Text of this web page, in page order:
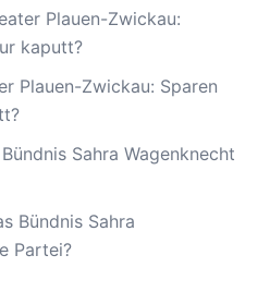
Plauen-Zwickau:
kaputt?
Plauen-Zwickau: Sparen
Sahra Wagenknecht
Bündnis Sahra
Partei?